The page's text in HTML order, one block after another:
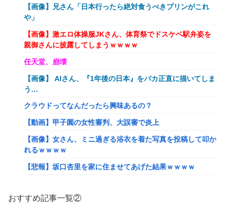
【画像】兄さん「日本行ったら絶対食うべきプリンがこれ
や」
【画像】激エロ体操服JKさん、体育祭でドスケベ駅弁姿を
親御さんに披露してしまうｗｗｗｗ
任天堂、崩壊
【画像】 AIさん、『1年後の日本』をバカ正直に描いてしま
う…
クラウドってなんだったら興味あるの？
【動画】甲子園の女性審判、大誤審で炎上
【画像】女さん、ミニ過ぎる浴衣を着た写真を投稿して叩か
れるｗｗｗｗ
【悲報】坂口杏里を家に住ませてあげた結果ｗｗｗｗ
ｗｗｗｗｗｗｗ
おすすめ記事一覧②